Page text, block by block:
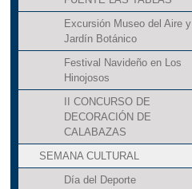
Excursión Museo del Aire y
Jardín Botánico
Festival Navideño en Los
Hinojosos
II CONCURSO DE
DECORACIÓN DE
CALABAZAS
SEMANA CULTURAL
Día del Deporte